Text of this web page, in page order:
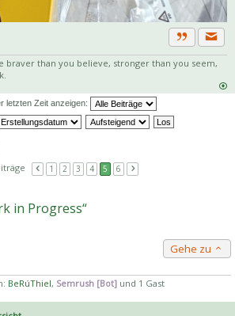
Zitat
braver than you believe, stronger than you seem,
letzten Zeit anzeigen:
1 2 3 4 5 6
in Progress“
Gehe zu
BeRúThiel, Semrush [Bot] und 1 Gast